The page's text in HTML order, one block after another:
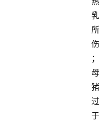
乳
所
伤
；
母
猪
过
于